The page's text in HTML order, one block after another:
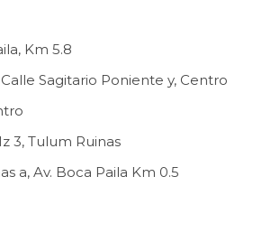
Km 5.8
Sagitario Poniente y, Centro
3, Tulum Ruinas
a, Av. Boca Paila Km 0.5